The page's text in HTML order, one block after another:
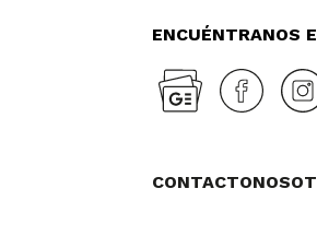
ENCUÉNTRANOS
CONTACTO